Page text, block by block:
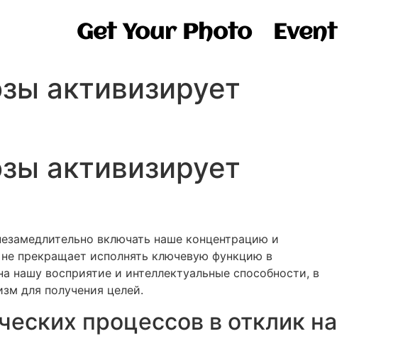
Get Your Photo Event
активизирует
активизирует
включать наше концентрацию и
прекращает исполнять ключевую функцию в
нашу восприятие и интеллектуальные способности, в
для получения целей.
процессов в отклик на